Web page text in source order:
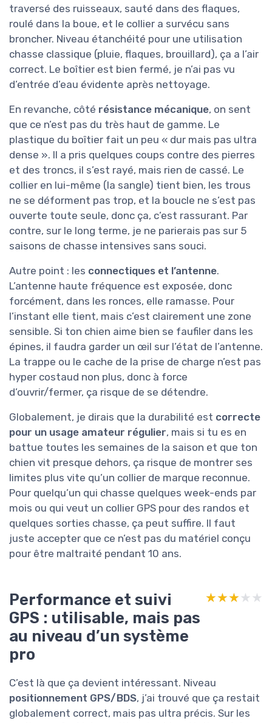
traversé des ruisseaux, sauté dans des flaques,
roulé dans la boue, et le collier a survécu sans
broncher. Niveau étanchéité pour une utilisation
chasse classique (pluie, flaques, brouillard), ça a l’air
correct. Le boîtier est bien fermé, je n’ai pas vu
d’entrée d’eau évidente après nettoyage.
En revanche, côté résistance mécanique, on sent
que ce n’est pas du très haut de gamme. Le
plastique du boîtier fait un peu « dur mais pas ultra
dense ». Il a pris quelques coups contre des pierres
et des troncs, il s’est rayé, mais rien de cassé. Le
collier en lui-même (la sangle) tient bien, les trous
ne se déforment pas trop, et la boucle ne s’est pas
ouverte toute seule, donc ça, c’est rassurant. Par
contre, sur le long terme, je ne parierais pas sur 5
saisons de chasse intensives sans souci.
Autre point : les connectiques et l’antenne.
L’antenne haute fréquence est exposée, donc
forcément, dans les ronces, elle ramasse. Pour
l’instant elle tient, mais c’est clairement une zone
sensible. Si ton chien aime bien se faufiler dans les
épines, il faudra garder un œil sur l’état de l’antenne.
La trappe ou le cache de la prise de charge n’est pas
hyper costaud non plus, donc à force
d’ouvrir/fermer, ça risque de se détendre.
Globalement, je dirais que la durabilité est correcte
pour un usage amateur régulier, mais si tu es en
battue toutes les semaines de la saison et que ton
chien vit presque dehors, ça risque de montrer ses
limites plus vite qu’un collier de marque reconnue.
Pour quelqu’un qui chasse quelques week-ends par
mois ou qui veut un collier GPS pour des randos et
quelques sorties chasse, ça peut suffire. Il faut
juste accepter que ce n’est pas du matériel conçu
pour être maltraité pendant 10 ans.
Performance et suivi
GPS : utilisable, mais pas
au niveau d’un système
pro
★★★★★
★★★★★
C’est là que ça devient intéressant. Niveau
positionnement GPS/BDS, j’ai trouvé que ça restait
globalement correct, mais pas ultra précis. Sur les